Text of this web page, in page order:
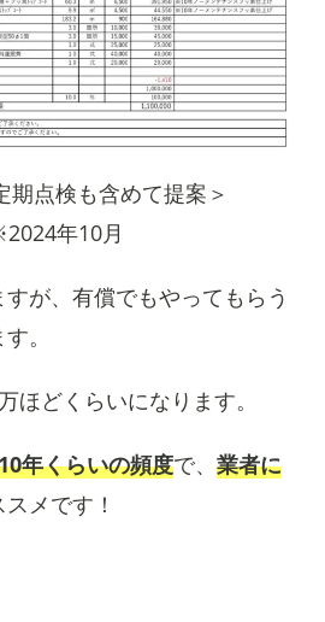
期点検も含めて提案＞
年10月
が、有償でもやってもらう
。
ほどくらいになります。
年くらいの頻度で、 業者に
メです！